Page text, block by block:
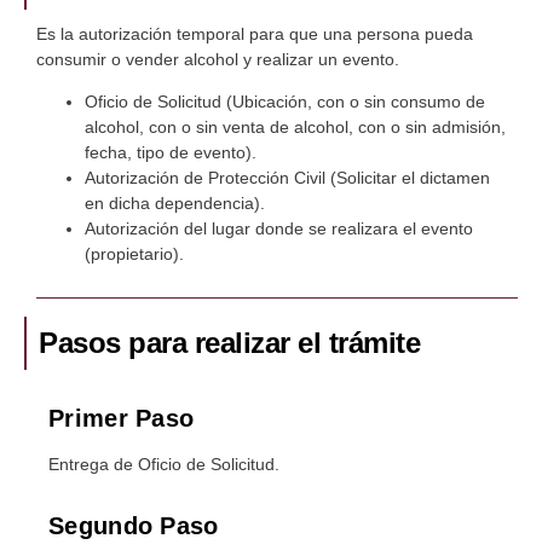
Es la autorización temporal para que una persona pueda
consumir o vender alcohol y realizar un evento.
Oficio de Solicitud (Ubicación, con o sin consumo de
alcohol, con o sin venta de alcohol, con o sin admisión,
fecha, tipo de evento).
Autorización de Protección Civil (Solicitar el dictamen
en dicha dependencia).
Autorización del lugar donde se realizara el evento
(propietario).
Pasos para realizar el trámite
Primer Paso
Entrega de Oficio de Solicitud.
Segundo Paso